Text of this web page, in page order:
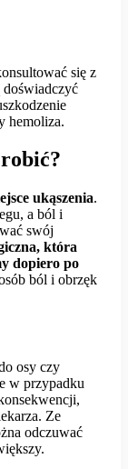
się z
doświadczyć
hemoliza.
ukąszenia.
a ból i
swój
która
dopiero po
ból i obrzęk
osy czy
w przypadku
Ze
odczuwać